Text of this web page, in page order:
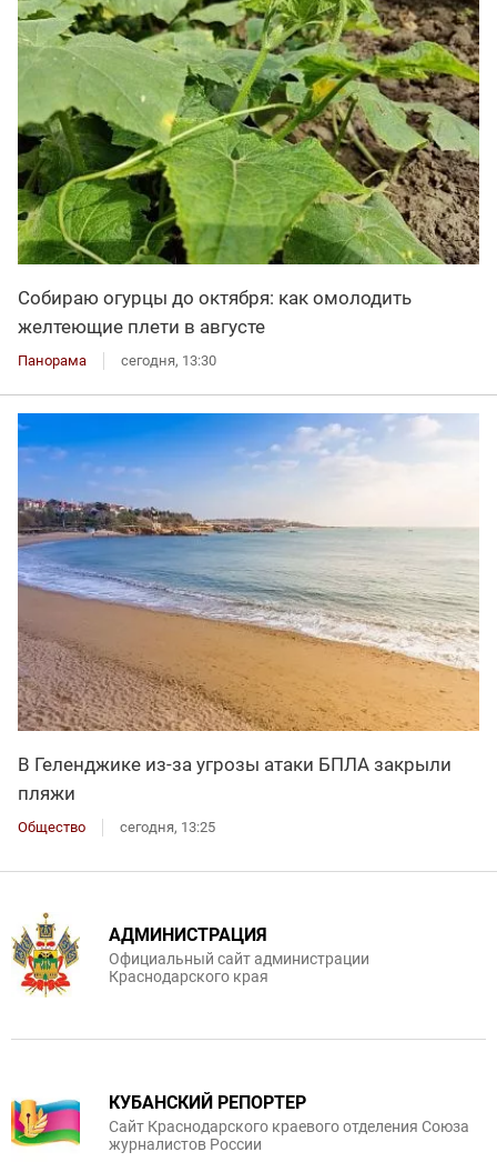
Собираю огурцы до октября: как омолодить
желтеющие плети в августе
Панорама сегодня, 13:30
В Геленджике из-за угрозы атаки БПЛА закрыли
пляжи
Общество сегодня, 13:25
АДМИНИСТРАЦИЯ
Официальный сайт администрации
Краснодарского края
КУБАНСКИЙ РЕПОРТЕР
Сайт Краснодарского краевого отделения Союза
журналистов России